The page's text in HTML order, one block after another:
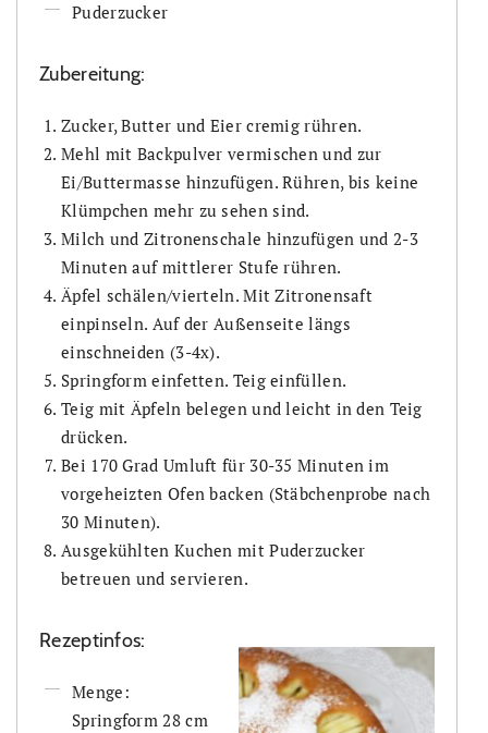
Puderzucker
Zubereitung:
Zucker, Butter und Eier cremig rühren.
Mehl mit Backpulver vermischen und zur
Ei/Buttermasse hinzufügen. Rühren, bis keine
Klümpchen mehr zu sehen sind.
Milch und Zitronenschale hinzufügen und 2-3
Minuten auf mittlerer Stufe rühren.
Äpfel schälen/vierteln. Mit Zitronensaft
einpinseln. Auf der Außenseite längs
einschneiden (3-4x).
Springform einfetten. Teig einfüllen.
Teig mit Äpfeln belegen und leicht in den Teig
drücken.
Bei 170 Grad Umluft für 30-35 Minuten im
vorgeheizten Ofen backen (Stäbchenprobe nach
30 Minuten).
Ausgekühlten Kuchen mit Puderzucker
betreuen und servieren.
Rezeptinfos:
Menge:
Springform 28 cm